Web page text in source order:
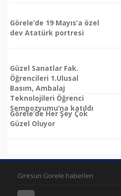
Görele’de 19 Mayıs’a özel
dev Atatürk portresi
Güzel Sanatlar Fak.
Öğrencileri 1.Ulusal
Basım, Ambalaj
Teknolojileri Öğrenci
Sempozyumu’na katıldı
Görele’de Her Şey Çok
Güzel Oluyor
Giresun Görele haberleri